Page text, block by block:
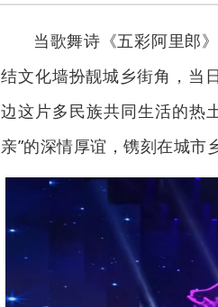
当歌舞诗《五彩阿里郎
结文化墙扮靓城乡街角，当
边这片多民族共同生活的热
亲”的深情厚谊，镌刻在城市